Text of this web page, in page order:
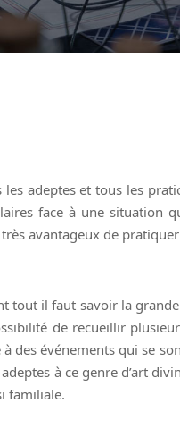
adeptes et tous les
face à une situation
avantageux de
tout il faut savoir la
de recueillir
événements qui se
à ce genre d’art
familiale.